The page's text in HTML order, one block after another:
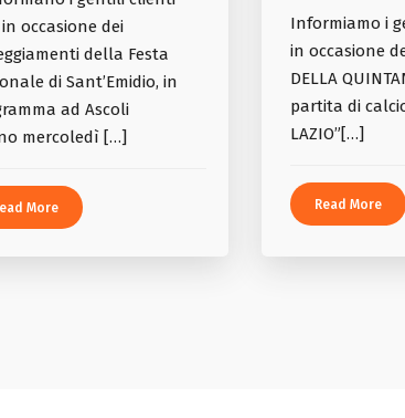
occasione dei
della Festa
di Sant’Emidio, in
ad Ascoli
mercoledì […]
More
Informiamo i
in occasione
DELLA
partita di calcio
LAZIO”[…]
Read More